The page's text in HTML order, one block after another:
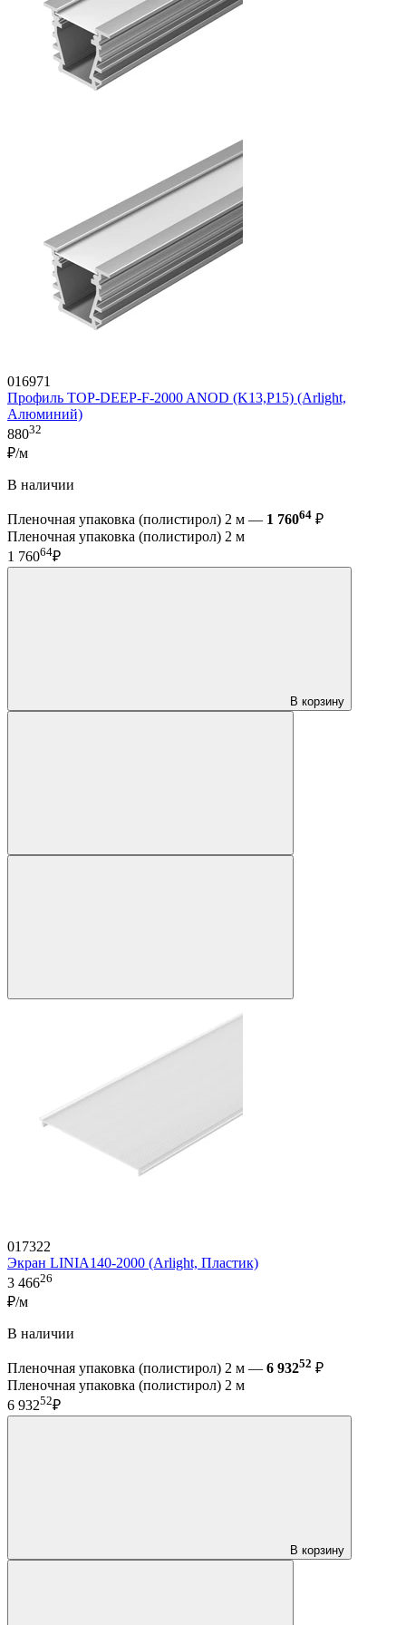
016971
Профиль TOP-DEEP-F-2000 ANOD (K13,P15) (Arlight,
Алюминий)
88032
₽/м
В наличии
Пленочная упаковка (полистирол) 2 м — 1 76064 ₽
Пленочная упаковка (полистирол) 2 м
1 76064₽
В корзину
017322
Экран LINIA140-2000 (Arlight, Пластик)
3 46626
₽/м
В наличии
Пленочная упаковка (полистирол) 2 м — 6 93252 ₽
Пленочная упаковка (полистирол) 2 м
6 93252₽
В корзину